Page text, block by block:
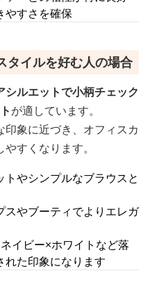
やすさを確保
タイルを好む人の場合
シルエットで小柄チェック
が適しています。
象に近づき、オフィスカ
すくなります。
トやシンプルなブラウスと
スやブーティでよりエレガ
イビー×ホワイトなど落
れた印象になります